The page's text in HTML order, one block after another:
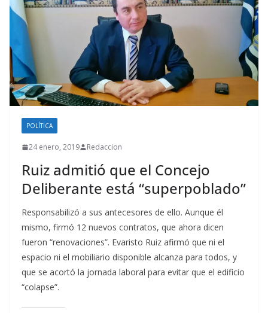
POLÍTICA
24 enero, 2019 Redaccion
Ruiz admitió que el Concejo
Deliberante está “superpoblado”
Responsabilizó a sus antecesores de ello. Aunque él
mismo, firmó 12 nuevos contratos, que ahora dicen
fueron “renovaciones”. Evaristo Ruiz afirmó que ni el
espacio ni el mobiliario disponible alcanza para todos, y
que se acortó la jornada laboral para evitar que el edificio
“colapse”.